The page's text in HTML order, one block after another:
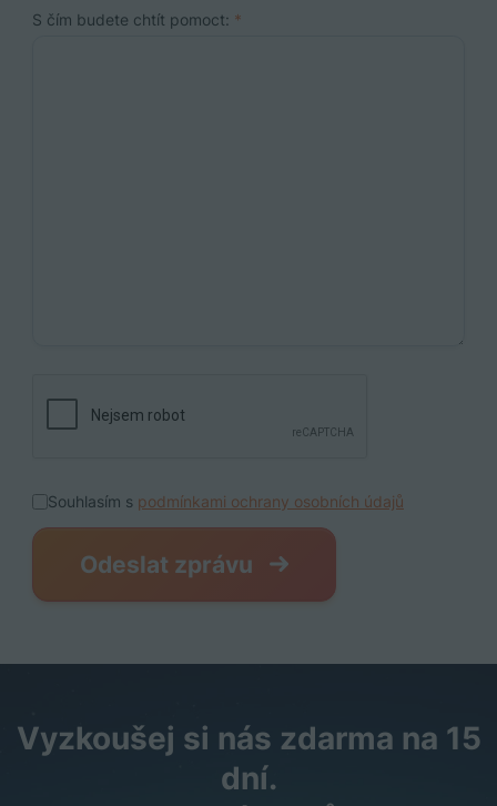
S čím budete chtít pomoct: *
Souhlasím s podmínkami ochrany osobních údajů
Odeslat zprávu
Vyzkoušej si nás zdarma na 15
dní.